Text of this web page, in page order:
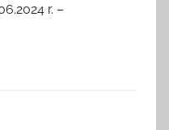
r. –